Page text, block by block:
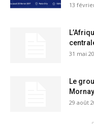
13
31 mai
Le
29 août